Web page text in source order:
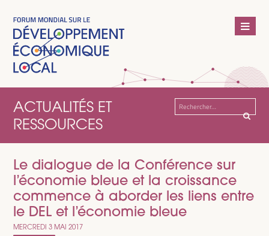
ACTUALITÉS ET
RESSOURCES
Rechercher :
Le dialogue de la Conférence sur
l’économie bleue et la croissance
commence à aborder les liens entre
le DEL et l’économie bleue
MERCREDI 3 MAI 2017